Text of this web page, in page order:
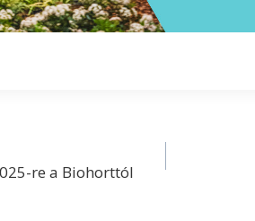
re a Biohorttól